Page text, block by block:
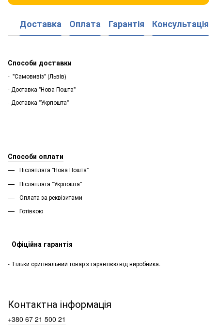
Доставка Оплата Гарантія Консультація
Способи доставки
- "Самовивіз" (Львів)
- Доставка "Нова Пошта"
- Доставка "Укрпошта"
Способи оплати
Післяплата "Нова Пошта"
Післяплата "Укрпошта''
Оплата за реквізитами
Готівкою
Офіційна гарантія
- Тільки оригінальний товар з гарантією від виробника.
Контактна інформація
+380 67 21 500 21